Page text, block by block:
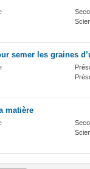
semer les graines
matière